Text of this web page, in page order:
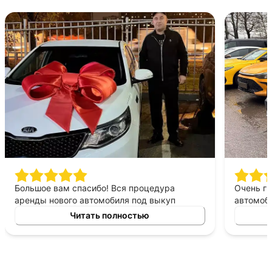
Большое вам спасибо! Вся процедура
аренды нового автомобиля под выкуп
заняла очень мало времени. Менеджер
помог с документами на всех стадиях
оформления. Стоимость аренды автомобиля
Читать полностью
Очень